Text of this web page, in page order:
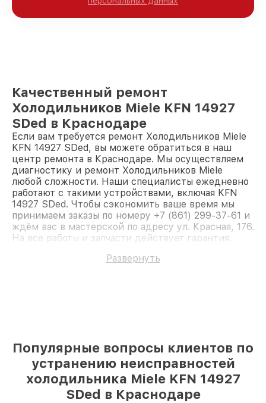
Качественный ремонт
Холодильников Miele KFN 14927
SDed в Краснодаре
Если вам требуется ремонт Холодильников Miele
KFN 14927 SDed, вы можете обратиться в наш
центр ремонта в Краснодаре. Мы осуществляем
диагностику и ремонт Холодильников Miele
любой сложности. Наши специалисты ежедневно
работают с такими устройствами, включая KFN
14927 SDed. Чтобы сэкономить ваше время мы
принимаем заказы по номеру +7 (861) 299-37-61 и
ждём вас в мастерской по адресу ул. Красная, 176.
На все работы и запчасти действует гарантия.
Развернуть
Популярные вопросы клиентов по
устранению неисправностей
холодильника Miele KFN 14927
SDed в Краснодаре